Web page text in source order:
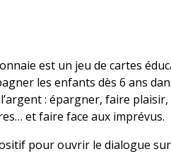
est un jeu de cartes
les enfants dès 6 ans
: épargner, faire
et faire face aux imprévus.
pour ouvrir le dialogue